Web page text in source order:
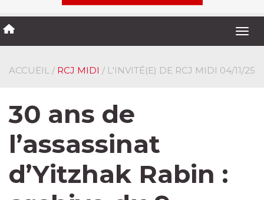
ACCUEIL / RCJ MIDI / L'INVITÉ(E) DE RCJ MIDI 04/11/25
30 ans de
l’assassinat
d’Yitzhak Rabin :